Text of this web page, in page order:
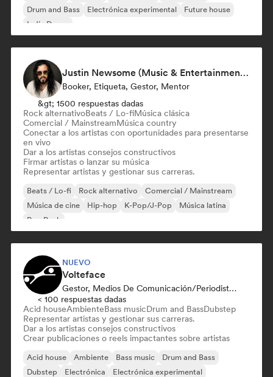
Drum and Bass
Electrónica experimental
Future house
Indie Dance
Justin Newsome (Music & Entertainment Executive | A&R, Artist Development & Partnerships | Applied AI & Systems Strategy)
Booker, Etiqueta, Gestor, Mentor
&gt; 1500 respuestas dadas
Rock alternativoBeats / Lo-fiMúsica clásica
Comercial / MainstreamMúsica country
Conectar a los artistas con oportunidades para presentarse
en vivo
Dar a los artistas consejos constructivos
Firmar artistas o lanzar su música
Representar artistas y gestionar sus carreras.
Beats / Lo-fi Rock alternativo
Comercial / Mainstream
Música de cine
Hip-hop K-Pop/J-Pop
Música latina
Pop Punk
NUEVO
Volteface
Gestor, Medios De Comunicación/Periodista, Mentor
< 100 respuestas dadas
Acid houseAmbienteBass musicDrum and BassDubstep
Representar artistas y gestionar sus carreras.
Dar a los artistas consejos constructivos
Crear publicaciones o reels impactantes sobre artistas
Acid house Ambiente Bass music
Drum and Bass
Dubstep
Electrónica
Electrónica experimental